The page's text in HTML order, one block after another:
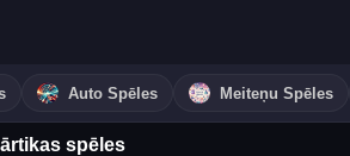
Auto Spēles Meiteņu Spēles
spēles